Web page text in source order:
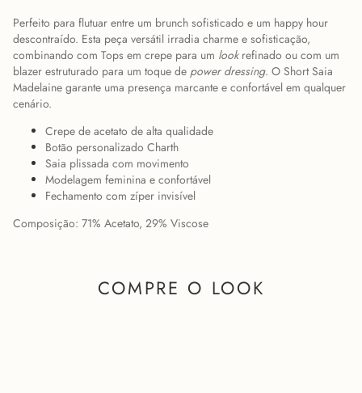
Perfeito para flutuar entre um brunch sofisticado e um happy hour
descontraído. Esta peça versátil irradia charme e sofisticação,
combinando com Tops em crepe para um lookrefinado ou com um
blazer estruturado para um toque de power dressing. O Short Saia
Madelaine garante uma presença marcante e confortável em qualquer
cenário.
Crepe de acetato de alta qualidade
Botão personalizado Charth
Saia plissada com movimento
Modelagem feminina e confortável
Fechamento com zíper invisível
Composição: 71% Acetato, 29% Viscose
COMPRE O LOOK